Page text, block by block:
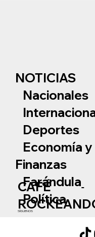
NOTICIAS
Nacionales
Deportes
Economía y
Finanzas
Farándula
Política
SÍGUENOS
CAFÉ